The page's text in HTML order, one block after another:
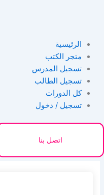
الرئيسية
متجر الكتب
تسجيل المدرس
تسجيل الطالب
كل الدورات
تسجيل / دخول
اتصل بنا